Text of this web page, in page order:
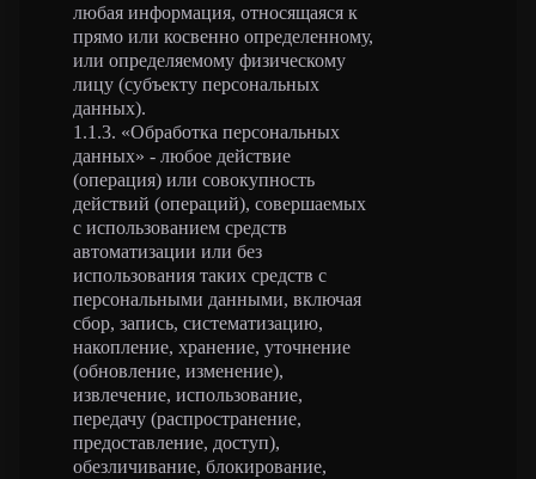
любая информация, относящаяся к
прямо или косвенно определенному,
или определяемому физическому
лицу (субъекту персональных
данных).
1.1.3. «Обработка персональных
данных» - любое действие
(операция) или совокупность
действий (операций), совершаемых
с использованием средств
автоматизации или без
использования таких средств с
персональными данными, включая
сбор, запись, систематизацию,
накопление, хранение, уточнение
(обновление, изменение),
извлечение, использование,
передачу (распространение,
предоставление, доступ),
обезличивание, блокирование,